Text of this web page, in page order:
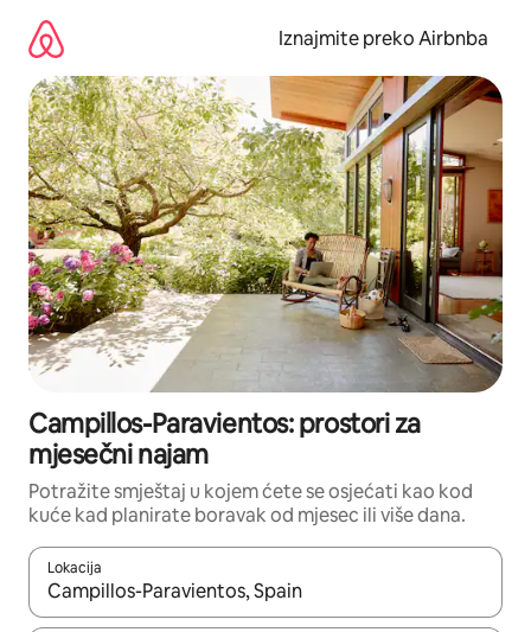
sadržaj
Iznajmite preko Airbnba
Campillos-Paravientos: prostori za
mjesečni najam
Potražite smještaj u kojem ćete se osjećati kao kod
kuće kad planirate boravak od mjesec ili više dana.
Lokacija
Kada budu dostupni rezultati, moći ćete ih pregledati